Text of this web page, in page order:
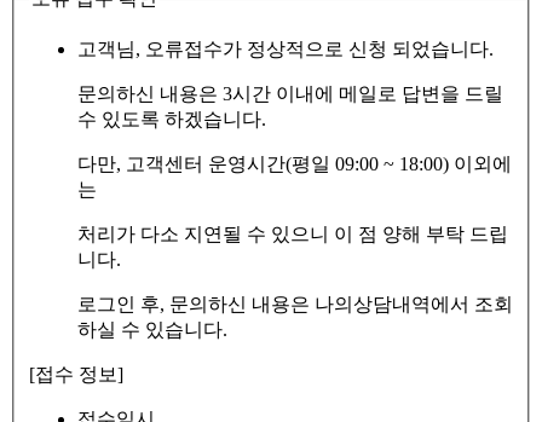
고객님, 오류접수가 정상적으로 신청 되었습니다.
문의하신 내용은 3시간 이내에 메일로 답변을 드릴
수 있도록 하겠습니다.
다만, 고객센터 운영시간(평일 09:00 ~ 18:00) 이외에
는
처리가 다소 지연될 수 있으니 이 점 양해 부탁 드립
니다.
로그인 후, 문의하신 내용은 나의상담내역에서 조회
하실 수 있습니다.
[접수 정보]